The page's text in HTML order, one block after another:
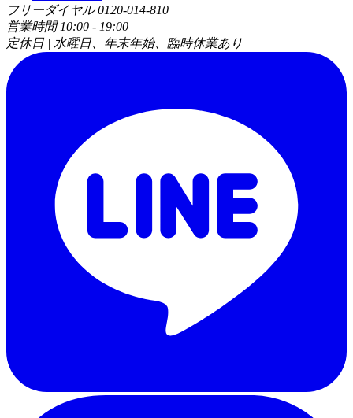
フリーダイヤル 0120-014-810
営業時間 10:00 - 19:00
定休日 | 水曜日、年末年始、臨時休業あり